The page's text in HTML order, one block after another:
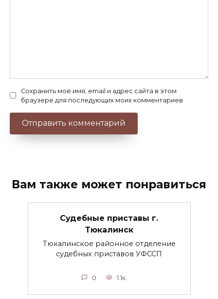
Сохранить моё имя, email и адрес сайта в этом
браузере для последующих моих комментариев.
Вам также может понравиться
Судебные приставы г.
Тюкалинск
Тюкалинское районное отделение
судебных приставов УФССП
0 1.1к.